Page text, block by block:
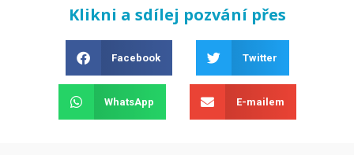
Klikni a sdílej pozvání přes
Facebook Twitter
WhatsApp E-mailem